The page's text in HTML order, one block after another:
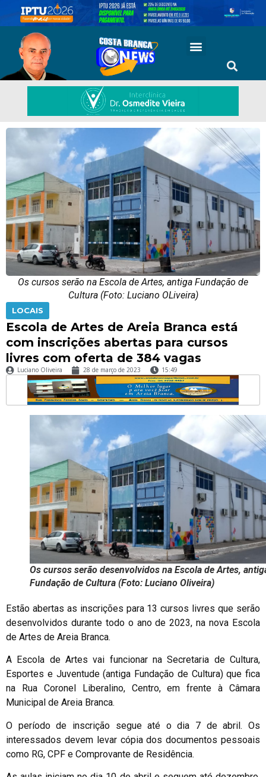
Os cursos serão na Escola de Artes, antiga Fundação de
Cultura (Foto: Luciano OLiveira)
LOCAIS
Escola de Artes de Areia Branca está
com inscrições abertas para cursos
livres com oferta de 384 vagas
Luciano Oliveira 28 de março de 2023 15:49
Os cursos serão desenvolvidos na Escola de Artes,
Fundação de Cultura (Foto: Luciano Oliveira)
Estão abertas as inscrições para 13 cursos livres que serão
desenvolvidos durante todo o ano de 2023, na nova Escola
de Artes de Areia Branca.
A Escola de Artes vai funcionar na Secretaria de Cultura,
Esportes e Juventude (antiga Fundação de Cultura) que fica
na Rua Coronel Liberalino, Centro, em frente à Câmara
Municipal de Areia Branca.
O período de inscrição segue até o dia 7 de abril. Os
interessados devem levar cópia dos documentos pessoais
como RG, CPF e Comprovante de Residência.